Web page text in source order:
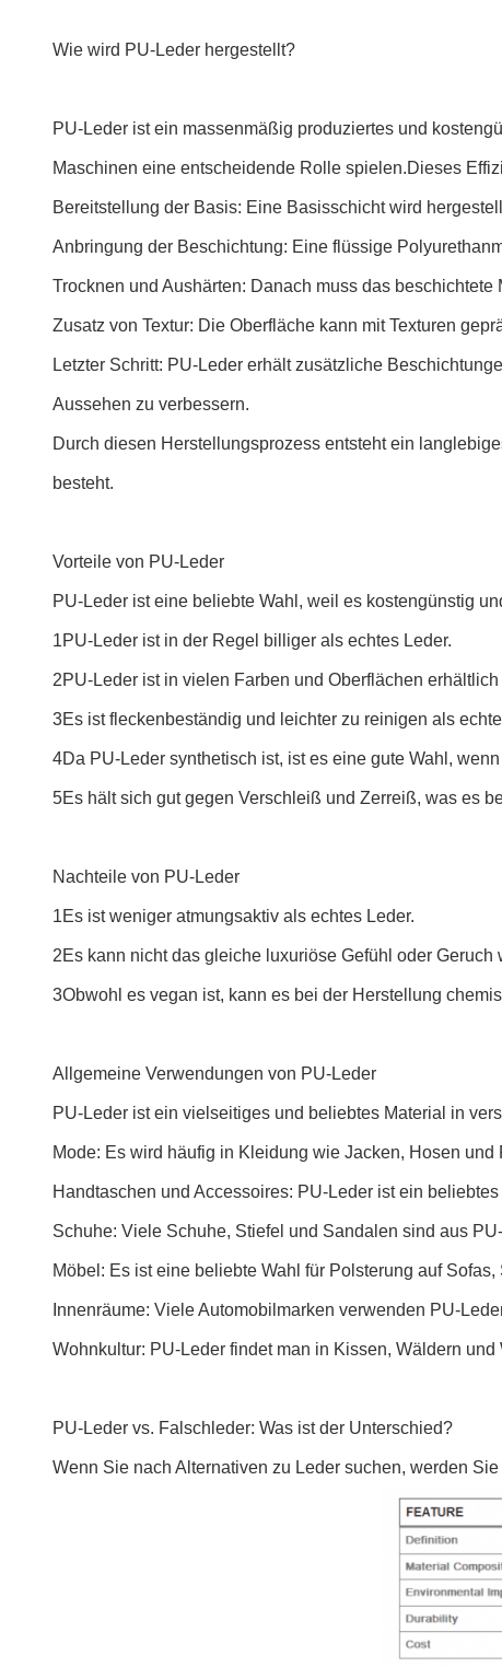
Wie wird PU-Leder hergestellt?
PU-Leder ist ein massenmäßig produziertes und
Maschinen eine entscheidende Rolle spielen.Dieses
Bereitstellung der Basis: Eine Basisschicht wird
Anbringung der Beschichtung: Eine flüssige
Trocknen und Aushärten: Danach muss das
Zusatz von Textur: Die Oberfläche kann mit Texturen
Letzter Schritt: PU-Leder erhält zusätzliche
Aussehen zu verbessern.
Durch diesen Herstellungsprozess entsteht ein
besteht.
Vorteile von PU-Leder
PU-Leder ist eine beliebte Wahl, weil es kostengünstig
1PU-Leder ist in der Regel billiger als echtes Leder.
2PU-Leder ist in vielen Farben und Oberflächen
3Es ist fleckenbeständig und leichter zu reinigen als
4Da PU-Leder synthetisch ist, ist es eine gute Wahl,
5Es hält sich gut gegen Verschleiß und Zerreiß, was es
Nachteile von PU-Leder
1Es ist weniger atmungsaktiv als echtes Leder.
2Es kann nicht das gleiche luxuriöse Gefühl oder Geruch
3Obwohl es vegan ist, kann es bei der Herstellung
Allgemeine Verwendungen von PU-Leder
PU-Leder ist ein vielseitiges und beliebtes Material in
Mode: Es wird häufig in Kleidung wie Jacken, Hosen
Handtaschen und Accessoires: PU-Leder ist ein
Schuhe: Viele Schuhe, Stiefel und Sandalen sind aus
Möbel: Es ist eine beliebte Wahl für Polsterung auf
Innenräume: Viele Automobilmarken verwenden PU-
Wohnkultur: PU-Leder findet man in Kissen, Wäldern
PU-Leder vs. Falschleder: Was ist der Unterschied?
Wenn Sie nach Alternativen zu Leder suchen, werden Sie